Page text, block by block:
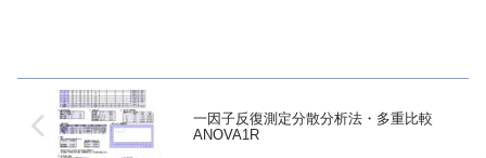
一因子反復測定分散分析法・多重比較
ANOVA1R